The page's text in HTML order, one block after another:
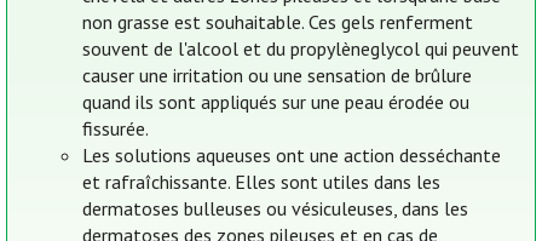
non grasse est souhaitable. Ces gels renferment
souvent de l'alcool et du propylèneglycol qui peuvent
causer une irritation ou une sensation de brûlure
quand ils sont appliqués sur une peau érodée ou
fissurée.
Les solutions aqueuses ont une action desséchante
et rafraîchissante. Elles sont utiles dans les
dermatoses bulleuses ou vésiculeuses, dans les
dermatoses des zones pileuses et en cas de